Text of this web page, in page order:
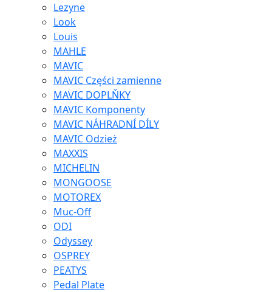
Lezyne
Look
Louis
MAHLE
MAVIC
MAVIC Części zamienne
MAVIC DOPLŇKY
MAVIC Komponenty
MAVIC NÁHRADNÍ DÍLY
MAVIC Odzież
MAXXIS
MICHELIN
MONGOOSE
MOTOREX
Muc-Off
ODI
Odyssey
OSPREY
PEATYS
Pedal Plate